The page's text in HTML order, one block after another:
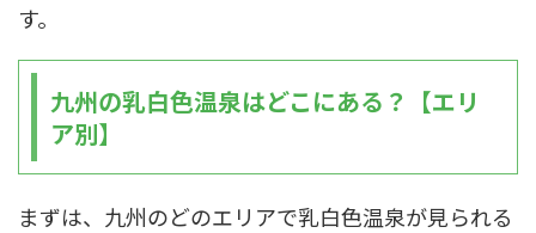
す。
九州の乳白色温泉はどこにある？【エリ
ア別】
まずは、九州のどのエリアで乳白色温泉が見られる